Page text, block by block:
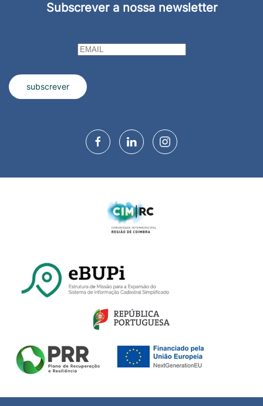
Subscrever a nossa newsletter
subscrever